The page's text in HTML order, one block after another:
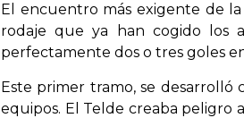
OPINIÓN
PROGRAMAS
El encuentro más exigente de
rodaje que ya han cogido los
perfectamente dos o tres goles
Este primer tramo, se desarrolló
equipos. El Telde creaba peligro